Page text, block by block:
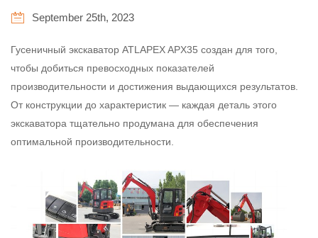
September 25th, 2023
Гусеничный экскаватор ATLAPEX APX35 создан для того,
чтобы добиться превосходных показателей
производительности и достижения выдающихся результатов.
От конструкции до характеристик — каждая деталь этого
экскаватора тщательно продумана для обеспечения
оптимальной производительности.